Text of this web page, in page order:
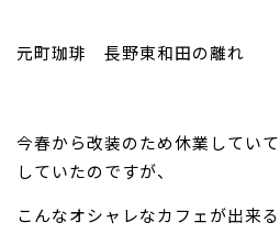
元町珈琲 長野東和田の離れ
今春から改装のため休業してい
していたのですが、
こんなオシャレなカフェが出来